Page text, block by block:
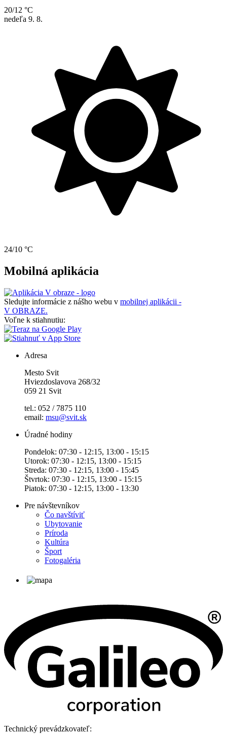
20/12 °C
nedeľa 9. 8.
24/10 °C
Mobilná aplikácia
Sledujte informácie z nášho webu v mobilnej aplikácii -
V OBRAZE.
Voľne k stiahnutiu:
Adresa
Mesto Svit
Hviezdoslavova 268/32
059 21 Svit
tel.: 052 / 7875 110
email: msu@svit.sk
Úradné hodiny
Pondelok: 07:30 - 12:15, 13:00 - 15:15
Utorok: 07:30 - 12:15, 13:00 - 15:15
Streda: 07:30 - 12:15, 13:00 - 15:45
Štvrtok: 07:30 - 12:15, 13:00 - 15:15
Piatok: 07:30 - 12:15, 13:00 - 13:30
Pre návštevníkov
Čo navštíviť
Ubytovanie
Príroda
Kultúra
Šport
Fotogaléria
Technický prevádzkovateľ: